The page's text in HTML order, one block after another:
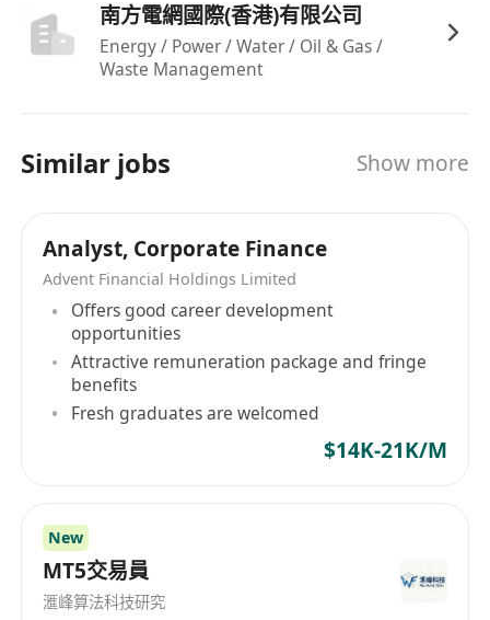
1.工作經驗：具有3年及以上相關工作經驗。有投
行、券商相關工作經驗的優先考慮。
2.能力要求：具有良好的英語聽說讀寫能力，英語
【資格條件】：
2.專業要求：金融、經濟、財務等相關專業。
四、報名安排
（一）報名截止時間：香港時間2026年6月15日
17:00。
（二）報名方式：
1.應聘人員需發送諮詢郵件至：
*********************，取得報名表範本（共2
證書、業績證明等材料掃描件（務必提供）】，一
起壓縮成一個文檔，以“應聘崗位+姓名+現所在單位
及職務”命名，郵件回傳至
南方電網國際(香港)有限公司
Energy / Power / Water / Oil & Gas /
Waste Management
Similar jobs Show more
Analyst, Corporate Finance
Advent Financial Holdings Limited
Offers good career development
opportunities
Attractive remuneration package and fringe
benefits
Fresh graduates are welcomed
$14K-21K/M
New
MT5交易員
滙峰算法科技研究